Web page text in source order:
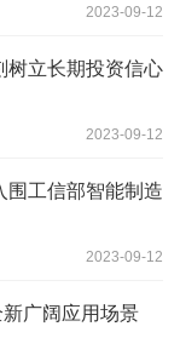
2023-09-12
树立长期投资信心
2023-09-12
围工信部智能制造
2023-09-12
广阔应用场景